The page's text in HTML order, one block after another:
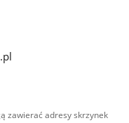
zawierać adresy skrzynek